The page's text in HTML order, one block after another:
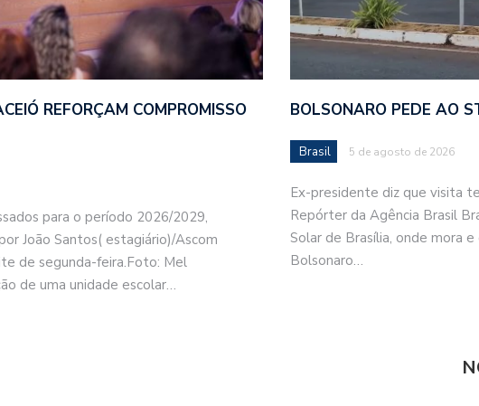
REFORÇAM COMPROMISSO
para o período 2026/2029,
João Santos( estagiário)/Ascom
de segunda-feira.Foto: Mel
de uma unidade escolar…
BOLSONARO PEDE AO
Brasil 5 de agosto de 2026
Ex-presidente diz que visita
Repórter da Agência Brasil
Solar de Brasília, onde mora
Bolsonaro…